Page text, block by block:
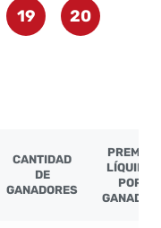
19 20
CANTIDAD
DE
GANADORES
PREMIO
LÍQUIDO
POR
GANADOR